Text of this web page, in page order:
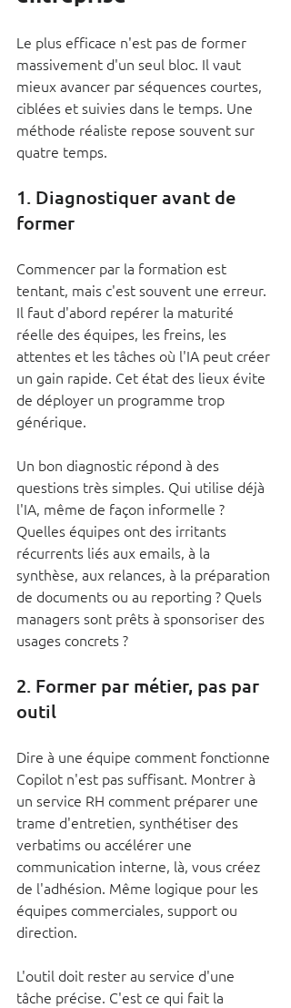
Le plus efficace n'est pas de former
massivement d'un seul bloc. Il vaut
mieux avancer par séquences courtes,
ciblées et suivies dans le temps. Une
méthode réaliste repose souvent sur
quatre temps.
1. Diagnostiquer avant de
former
Commencer par la formation est
tentant, mais c'est souvent une erreur.
Il faut d'abord repérer la maturité
réelle des équipes, les freins, les
attentes et les tâches où l'IA peut créer
un gain rapide. Cet état des lieux évite
de déployer un programme trop
générique.
Un bon diagnostic répond à des
questions très simples. Qui utilise déjà
l'IA, même de façon informelle ?
Quelles équipes ont des irritants
récurrents liés aux emails, à la
synthèse, aux relances, à la préparation
de documents ou au reporting ? Quels
managers sont prêts à sponsoriser des
usages concrets ?
2. Former par métier, pas par
outil
Dire à une équipe comment fonctionne
Copilot n'est pas suffisant. Montrer à
un service RH comment préparer une
trame d'entretien, synthétiser des
verbatims ou accélérer une
communication interne, là, vous créez
de l'adhésion. Même logique pour les
équipes commerciales, support ou
direction.
L'outil doit rester au service d'une
tâche précise. C'est ce qui fait la